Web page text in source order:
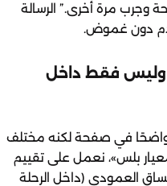
وجرب مرة أخرى.” الرسالة
دون غموض.
وليس فقط داخل
واضحًا في صفحة لكنه مختلف
بلس»، نعمل على تقييم
العمودي (داخل الرحلة